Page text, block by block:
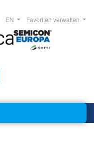
Favoriten verwalten
EN